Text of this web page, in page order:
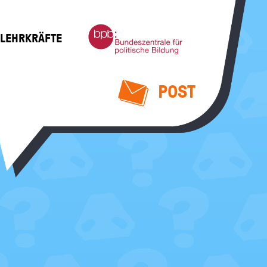
Bundeszentrale
für
politische
POST